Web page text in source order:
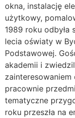
okna, instalację
użytkowy,
1989 roku odbyła
lecia oświaty w
Podstawowej.
akademii i
pracownie
tematyczne
roku przeszła na